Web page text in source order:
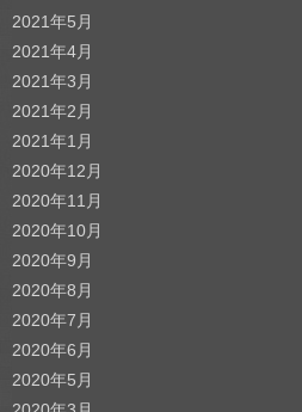
2021年5月
2021年4月
2021年3月
2021年2月
2021年1月
2020年12月
2020年11月
2020年10月
2020年9月
2020年8月
2020年7月
2020年6月
2020年5月